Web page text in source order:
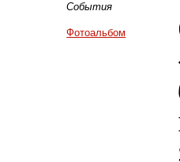
События
Фотоальбом